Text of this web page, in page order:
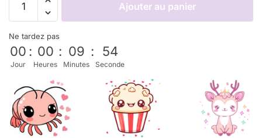
Ajouter au panier
Ne tardez pas
00
Jour
: 00
Heures
: 09
Minutes
: 52
Seconde